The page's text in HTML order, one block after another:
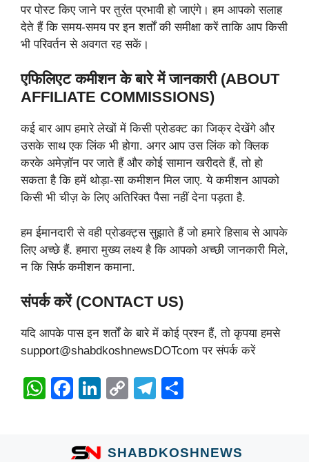
पर पोस्ट किए जाने पर तुरंत प्रभावी हो जाएंगे। हम आपको सलाह
देते हैं कि समय-समय पर इन शर्तों की समीक्षा करें ताकि आप किसी
भी परिवर्तन से अवगत रह सकें।
एफिलिएट कमीशन के बारे में जानकारी (ABOUT
AFFILIATE COMMISSIONS)
कई बार आप हमारे लेखों में किसी प्रोडक्ट का जिक्र देखेंगे और
उसके साथ एक लिंक भी होगा. अगर आप उस लिंक को क्लिक
करके अमेज़ॉन पर जाते हैं और कोई सामान खरीदते हैं, तो हो
सकता है कि हमें थोड़ा-सा कमीशन मिल जाए. ये कमीशन आपको
किसी भी चीज़ के लिए अतिरिक्त पैसा नहीं देना पड़ता है.
हम ईमानदारी से वही प्रोडक्ट्स सुझाते हैं जो हमारे हिसाब से आपके
लिए अच्छे हैं. हमारा मुख्य लक्ष्य है कि आपको अच्छी जानकारी मिले,
न कि सिर्फ कमीशन कमाना.
संपर्क करें (CONTACT US)
यदि आपके पास इन शर्तों के बारे में कोई प्रश्न हैं, तो कृपया हमसे
support@shabdkoshnewsDOTcom पर संपर्क करें
W F
e
Li
e
C
y
T
gr e
SHABDKOSHNEWS